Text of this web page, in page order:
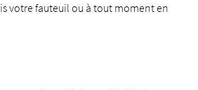
votre fauteuil ou à tout moment en